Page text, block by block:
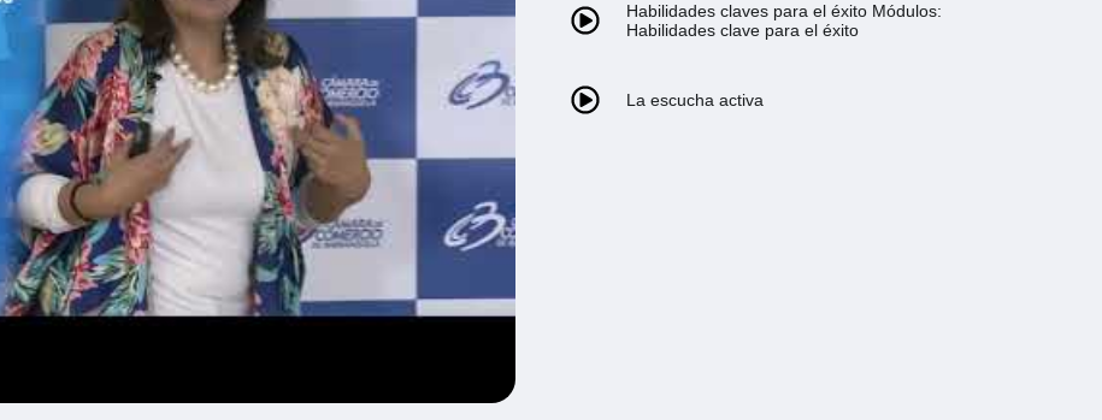
Habilidades claves para el éxito Módulos:
Habilidades clave para el éxito
La escucha activa